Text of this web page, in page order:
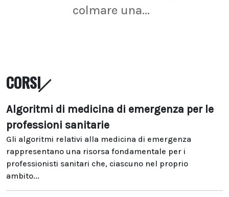
colmare una...
CORSI
Algoritmi di medicina di emergenza per le
professioni sanitarie
Gli algoritmi relativi alla medicina di emergenza
rappresentano una risorsa fondamentale per i
professionisti sanitari che, ciascuno nel proprio
ambito...